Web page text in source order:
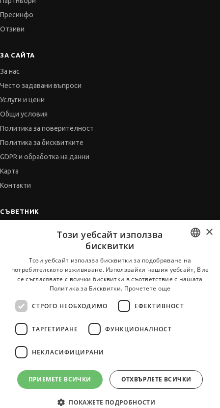
Пресинфо
Отзиви
ЗА САЙТА
За нас
Често задавани въпроси
Услуги и цени
Общи условия
Политика за поверителност
Политика за бисквитките
GDPR и обработка на данни
Карта
Контакти
СЪВЕТНИК
Когато получим оферта
Vihra AI
За новодошли
Всички услуги на JobTiger
© 2000-2026 JobTiger. Всички права запазени.
BULGARIAN
ENGLISH
×
Този уебсайт използва
бисквитки
Този уебсайт използва бисквитки за подобряване на
потребителското изживяване. Използвайки нашия уебсайт, Вие
се съгласявате с всички бисквитки в съответствие с нашата
Политика за Бисквитки. Прочетете още
СТРОГО НЕОБХОДИМО ЕФЕКТИВНОСТ
ТАРГЕТИРАНЕ ФУНКЦИОНАЛНОСТ
НЕКЛАСИФИЦИРАНИ
ПРИЕМЕТЕ ВСИЧКИ ОТХВЪРЛЕТЕ ВСИЧКИ
ПОКАЖЕТЕ ПОДРОБНОСТИ